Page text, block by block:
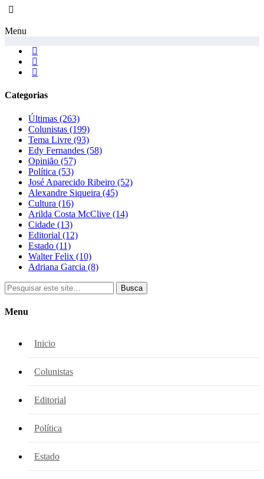
Menu
Categorias
Últimas (263)
Colunistas (199)
Tema Livre (93)
Edy Fernandes (58)
Opinião (57)
Política (53)
José Aparecido Ribeiro (52)
Alexandre Siqueira (45)
Cultura (16)
Arilda Costa McClive (14)
Cidade (13)
Editorial (12)
Estado (11)
Walter Felix (10)
Adriana Garcia (8)
Busca
Menu
Inicio
Colunistas
Editorial
Política
Estado